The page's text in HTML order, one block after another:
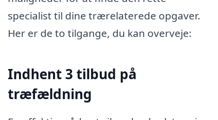
specialist til dine trærelaterede opgaver.
Her er de to tilgange, du kan overveje:
Indhent 3 tilbud på
træfældning